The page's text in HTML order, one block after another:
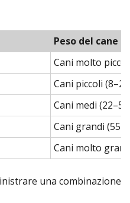
Peso del cane
Cani molto
Cani piccoli
Cani medi
Cani grandi
Cani molto
una combinazione